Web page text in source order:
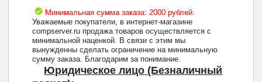
Минимальная сумма заказа: 2000 рублей.
Уважаемые покупатели, в интернет-магазине
compserver.ru продажа товаров осуществляется с
минимальной наценкой. В связи с этим мы
вынужденны сделать ограничение на минимальную
сумму заказа. Благодарим за понимание.
Юридическое лицо (Безналичный